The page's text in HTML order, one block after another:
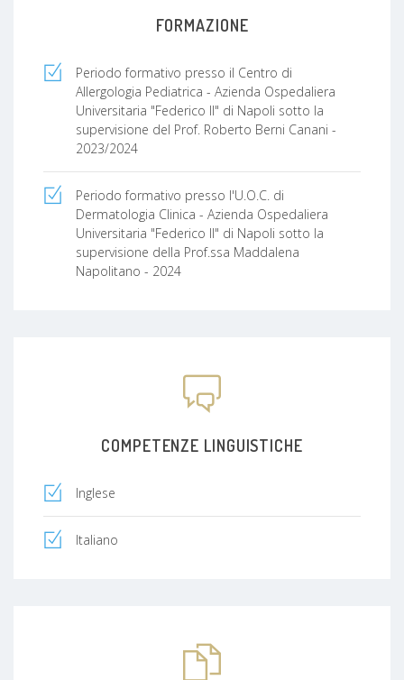
FORMAZIONE
Periodo formativo presso il Centro di
Allergologia Pediatrica - Azienda Ospedaliera
Universitaria "Federico II" di Napoli sotto la
supervisione del Prof. Roberto Berni Canani -
2023/2024
Periodo formativo presso l'U.O.C. di
Dermatologia Clinica - Azienda Ospedaliera
Universitaria "Federico II" di Napoli sotto la
supervisione della Prof.ssa Maddalena
Napolitano - 2024
COMPETENZE LINGUISTICHE
Inglese
Italiano